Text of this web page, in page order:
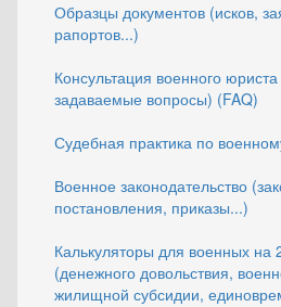
Образцы документов (исков,
рапортов...)
Консультация военного
задаваемые вопросы) (FAQ)
Судебная практика по
Военное законодательство
постановления, приказы...)
Калькуляторы для военных на
(денежного довольствия,
жилищной субсидии,